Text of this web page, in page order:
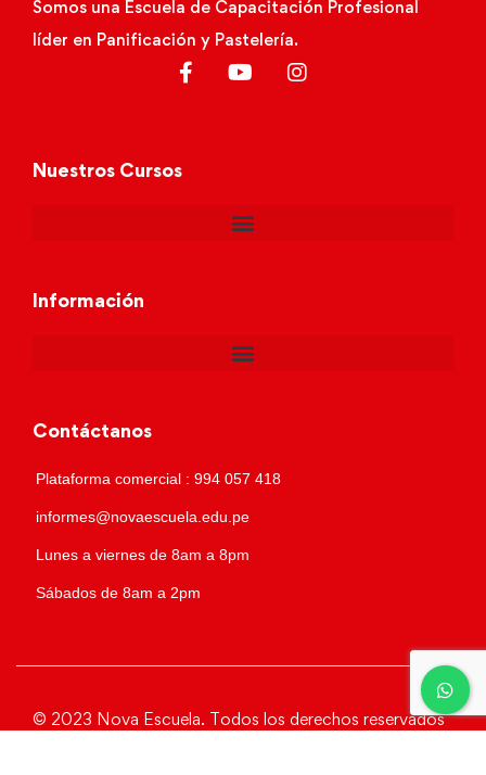
Somos una Escuela de Capacitación Profesional
líder en Panificación y Pastelería.
Nuestros Cursos
Información
Contáctanos
Plataforma comercial : 994 057 418
informes@novaescuela.edu.pe
Lunes a viernes de 8am a 8pm
Sábados de 8am a 2pm
© 2023 Nova Escuela. Todos los derechos reservados